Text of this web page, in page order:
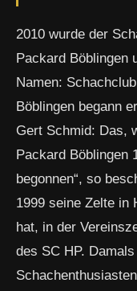
2010 wurde der
Packard Böblingen
Namen:
Böblingen begann
Gert Schmid: Das,
Packard Böblingen
begonnen“, so
1999 seine Zelte in
hat, in der
des SC HP.